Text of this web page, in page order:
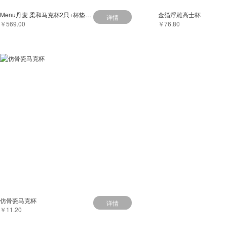
￥569.00
详情
金箔浮雕高士杯
￥76.80
仿骨瓷马克杯
￥11.20
详情